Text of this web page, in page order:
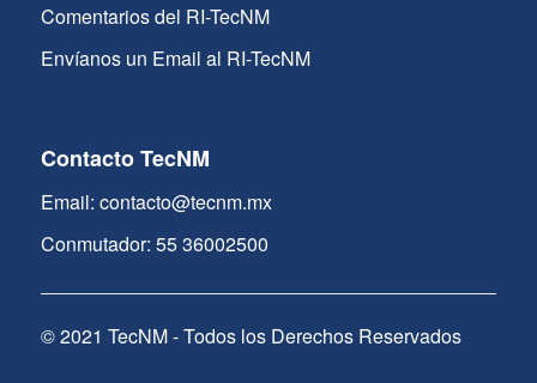
Comentarios del RI-TecNM
Envíanos un Email al RI-TecNM
Contacto TecNM
Email: contacto@tecnm.mx
Conmutador: 55 36002500
© 2021 TecNM - Todos los Derechos Reservados